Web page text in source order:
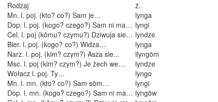
Rodzaj
ż.
Mn. l. poj. (kto? co?) Sam je…
lynga
Dop. l. poj. (kogo? czego?) Sam ni ma… lyngi
Cel. l. poj (kōmu? czymu?) Dziwuja sie… lyndze
Bier. l. poj. (kogo? co?) Widza…
lynga
Narz. l. poj. (kim? czym?) Asza sie...
llyngōm
Msc. l. poj (kim? czym?) Je żech we…
lyndze
Wołacz l. poj. Ty…
lyngo
Mn. l. mn. (kto? co?) Sam sōm…
lyngi
Dop. l. mn. (kogo? czego?) Sam ni ma… lyngōw